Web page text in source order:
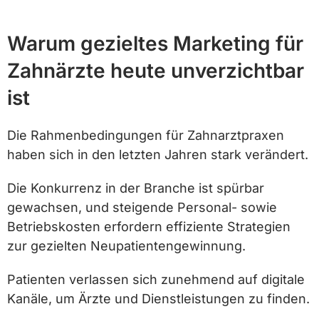
Warum gezieltes Marketing für
Zahnärzte heute unverzichtbar
ist
Die Rahmenbedingungen für Zahnarztpraxen
haben sich in den letzten Jahren stark verändert.
Die Konkurrenz in der Branche ist spürbar
gewachsen, und steigende Personal- sowie
Betriebskosten erfordern effiziente Strategien
zur gezielten Neupatientengewinnung.
Patienten verlassen sich zunehmend auf digitale
Kanäle, um Ärzte und Dienstleistungen zu finden.